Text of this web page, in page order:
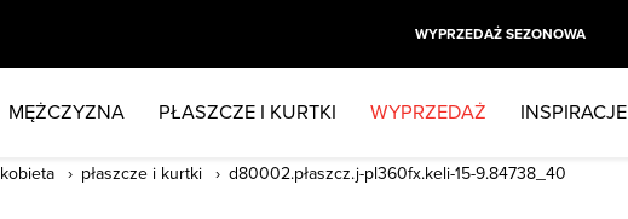
WYPRZEDAŻ SEZONOWA
MĘŻCZYZNA PŁASZCZE I KURTKI WYPRZEDAŻ INSPIRACJE
kobieta płaszcze i kurtki d80002.płaszcz.j-pl360fx.keli-15-9.84738_40